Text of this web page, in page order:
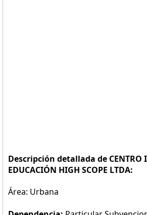
Descripción detallada de CENTRO
EDUCACIÓN HIGH SCOPE LTDA:
Área: Urbana